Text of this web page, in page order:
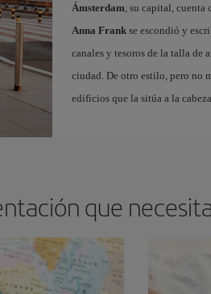
Ámsterdam , su capital,
Anna Frankse escondió y
canales y tesoros de la talla de
ciudad. De otro estilo, pero no
edificios que la sitúa a la
que